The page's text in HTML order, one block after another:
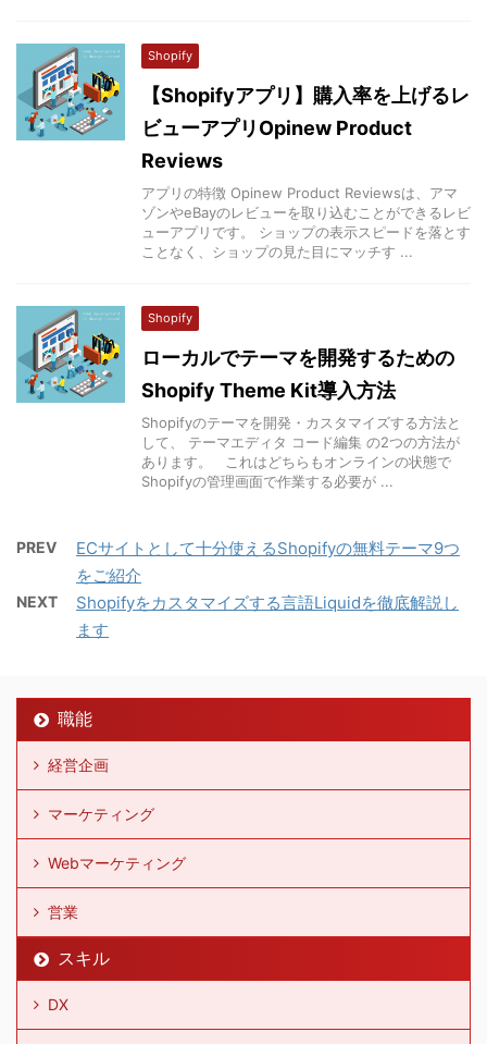
Shopify
【Shopifyアプリ】購入率を上げるレ
ビューアプリOpinew Product
Reviews
アプリの特徴 Opinew Product Reviewsは、アマ
ゾンやeBayのレビューを取り込むことができるレビ
ューアプリです。 ショップの表示スピードを落とす
ことなく、ショップの見た目にマッチす ...
Shopify
ローカルでテーマを開発するための
Shopify Theme Kit導入方法
Shopifyのテーマを開発・カスタマイズする方法と
して、 テーマエディタ コード編集 の2つの方法が
あります。 これはどちらもオンラインの状態で
Shopifyの管理画面で作業する必要が ...
PREV
ECサイトとして十分使えるShopifyの無料テーマ9つ
をご紹介
NEXT
Shopifyをカスタマイズする言語Liquidを徹底解説し
ます
職能
経営企画
マーケティング
Webマーケティング
営業
スキル
DX